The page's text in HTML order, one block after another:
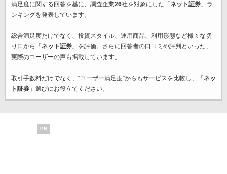
満足度に関する回答を基に、調査企業26社を対象にした「 ネット証券」ラ
ンキングを発表しています。
総合満足度だけでなく、投資スタイル、運用商品、利用形態など様々な切
り口から「 ネット証券」を評価。さらに回答者の口コミや評判といった、
実際のユーザーの声も掲載しています。
取引手数料だけでなく、“ユーザー満足度”からもサービスを比較し、「 ネッ
ト証券」選びにお役立てください。
PR